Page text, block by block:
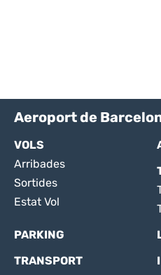
Aeroport de
VOLS
Arribades
Sortides
Estat Vol
PARKING
TRANSPORT